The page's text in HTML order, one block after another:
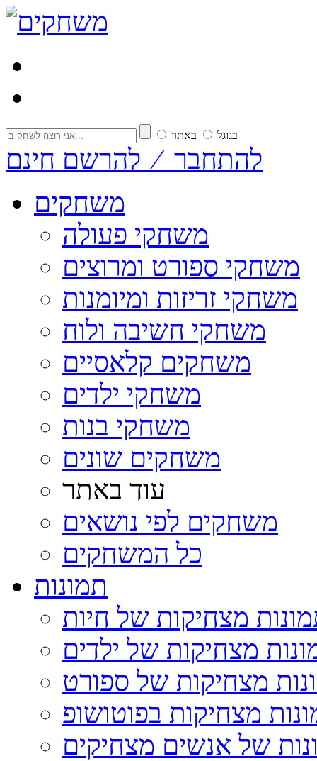
בגוגל באתר
להתחבר ⁄ להרשם חינם
משחקים
משחקי פעולה
משחקי ספורט ומרוצים
משחקי זריזות ומיומנות
משחקי חשיבה ולוח
משחקים קלאסיים
משחקי ילדים
משחקי בנות
משחקים שונים
עוד באתר
משחקים לפי נושאים
כל המשחקים
תמונות
מצחיקות של חיות
מצחיקות של ילדים
מצחיקות של ספורט
מצחיקות בפוטושופ
של אנשים מצחיקים